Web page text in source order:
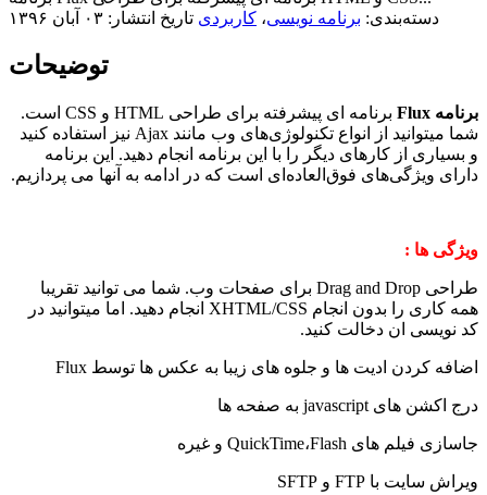
دسته‌بندی: برنامه نویسی، کاربردی تاریخ انتشار: ۰۳ آبان ۱۳۹۶
توضیحات
برنامه Flux
برنامه ای پیشرفته برای طراحی HTML و CSS است.
شما میتوانید از انواع تکنولوژی‌های وب مانند Ajax نیز استفاده کنید
و بسیاری از کارهای دیگر را با این برنامه انجام دهید. این برنامه
دارای ویژگی‌های فوق‌العاده‌ای است که در ادامه به آنها می پردازیم.
ویژگی ها :
طراحی Drag and Drop برای صفحات وب. شما می توانید تقریبا
همه کاری را بدون انجام XHTML/CSS انجام دهید. اما میتوانید در
کد نویسی ان دخالت کنید.
اضافه کردن ادیت ها و جلوه های زیبا به عکس ها توسط Flux
درج اکشن های javascript به صفحه ها
جاسازی فیلم های QuickTime،Flash و غیره
ویراش سایت با FTP و SFTP